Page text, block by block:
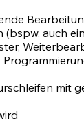
(bspw. auch
mit